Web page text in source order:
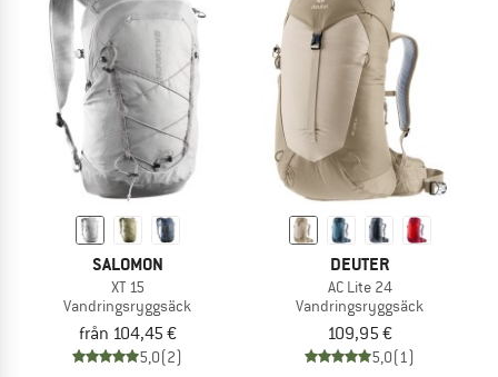
SALOMON
XT 15
Vandringsryggsäck
från 104,45 €
5,0(2)
DEUTER
AC Lite 24
Vandringsryggsäck
109,95 €
5,0(1)